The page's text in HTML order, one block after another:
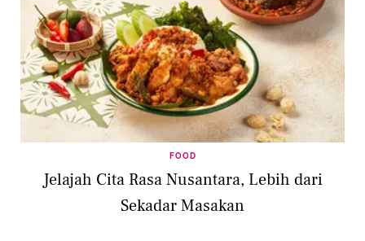
FOOD
Jelajah Cita Rasa Nusantara, Lebih dari
Sekadar Masakan